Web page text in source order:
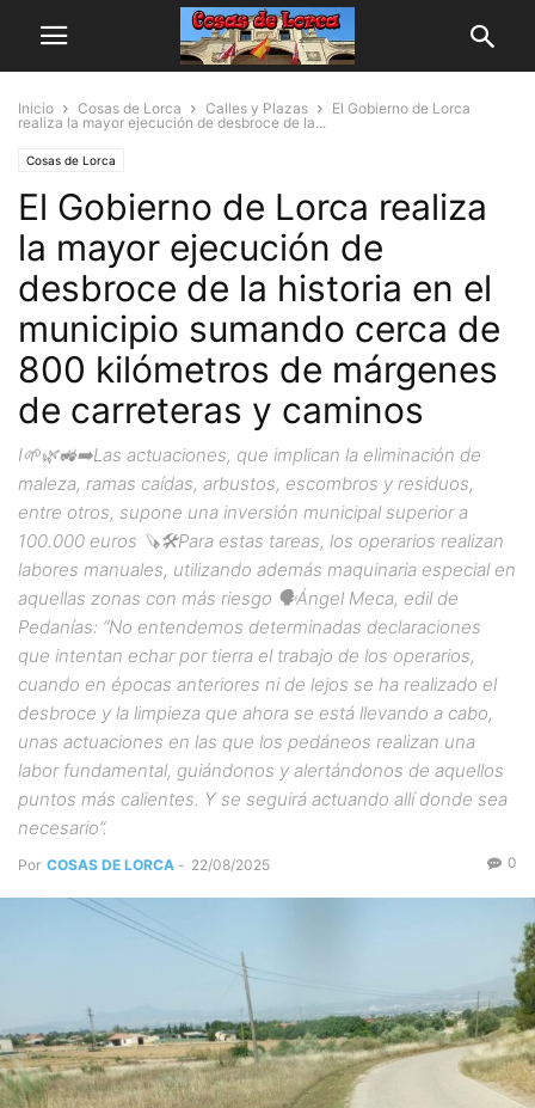
Inicio Cosas de Lorca Calles y Plazas
El Gobierno de Lorca
realiza la mayor ejecución de desbroce de la...
Cosas de Lorca
El Gobierno de Lorca realiza
la mayor ejecución de
desbroce de la historia en el
municipio sumando cerca de
800 kilómetros de márgenes
de carreteras y caminos
I🌱🌿🚜➡️Las actuaciones, que implican la eliminación de
maleza, ramas caídas, arbustos, escombros y residuos,
entre otros, supone una inversión municipal superior a
100.000 euros 🪚🛠️Para estas tareas, los operarios realizan
labores manuales, utilizando además maquinaria especial en
aquellas zonas con más riesgo 🗣️Ángel Meca, edil de
Pedanías: “No entendemos determinadas declaraciones
que intentan echar por tierra el trabajo de los operarios,
cuando en épocas anteriores ni de lejos se ha realizado el
desbroce y la limpieza que ahora se está llevando a cabo,
unas actuaciones en las que los pedáneos realizan una
labor fundamental, guiándonos y alertándonos de aquellos
puntos más calientes. Y se seguirá actuando allí donde sea
necesario”.
Por COSAS DE LORCA - 22/08/2025 0